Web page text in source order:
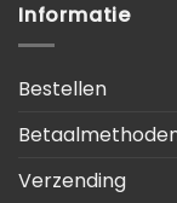
Informatie
Bestellen
Verzending